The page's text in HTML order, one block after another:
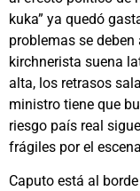
kuka” ya quedó
problemas se
kirchnerista suena
alta, los retrasos
ministro tiene que
riesgo país real
frágiles por el
Caputo está al